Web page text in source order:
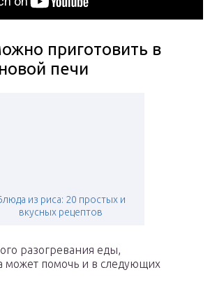
приготовить в
печи
из риса: 20 простых и
вкусных рецептов
разогревания еды,
может помочь и в следующих